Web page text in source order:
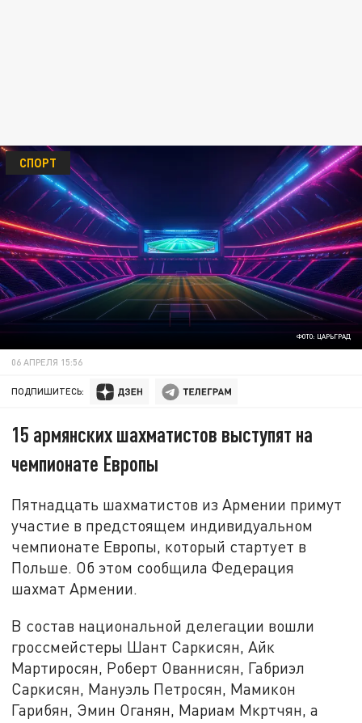
ФОТО: ЦАРЬГРАД
СПОРТ
06 АПРЕЛЯ 15:56
ПОДПИШИТЕСЬ:
15 армянских шахматистов выступят на
чемпионате Европы
Пятнадцать шахматистов из Армении примут
участие в предстоящем индивидуальном
чемпионате Европы, который стартует в
Польше. Об этом сообщила Федерация
шахмат Армении.
В состав национальной делегации вошли
гроссмейстеры Шант Саркисян, Айк
Мартиросян, Роберт Ованнисян, Габриэл
Саркисян, Мануэль Петросян, Мамикон
Гарибян, Эмин Оганян, Мариам Мкртчян, а